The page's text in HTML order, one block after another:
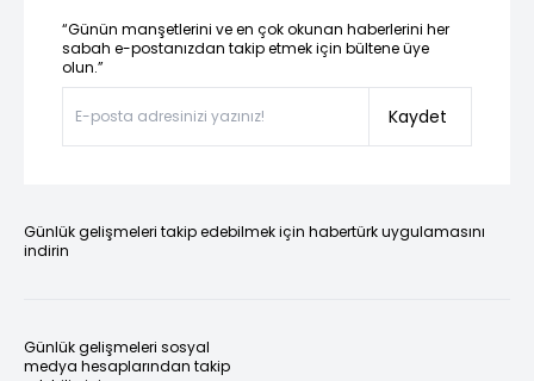
“Günün manşetlerini ve en çok okunan haberlerini her
sabah e-postanızdan takip etmek için bültene üye
olun.”
Kaydet
Günlük gelişmeleri takip edebilmek için habertürk uygulamasını
indirin
Günlük gelişmeleri sosyal
medya hesaplarından takip